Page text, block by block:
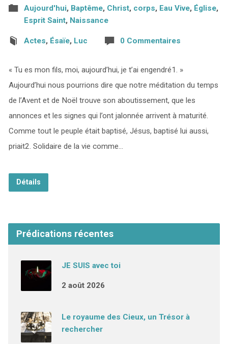
Aujourd'hui, Baptême, Christ, corps, Eau Vive, Église,
Esprit Saint, Naissance
Actes, Ésaïe, Luc 0 Commentaires
« Tu es mon fils, moi, aujourd’hui, je t’ai engendré1. »
Aujourd’hui nous pourrions dire que notre méditation du temps
de l’Avent et de Noël trouve son aboutissement, que les
annonces et les signes qui l’ont jalonnée arrivent à maturité.
Comme tout le peuple était baptisé, Jésus, baptisé lui aussi,
priait2. Solidaire de la vie comme…
Détails
Prédications récentes
JE SUIS avec toi
2 août 2026
Le royaume des Cieux, un Trésor à
rechercher